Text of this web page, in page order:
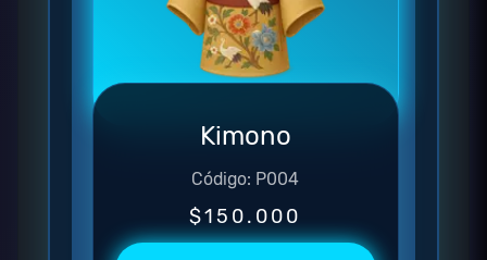
Kimono
Código: P004
$150.000